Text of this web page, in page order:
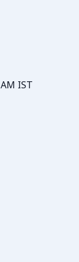
IST